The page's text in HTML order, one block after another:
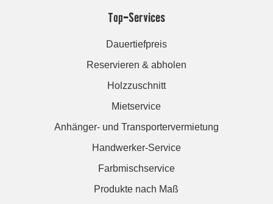
Top-Services
Dauertiefpreis
Reservieren & abholen
Holzzuschnitt
Mietservice
Anhänger- und Transportervermietung
Handwerker-Service
Farbmischservice
Produkte nach Maß